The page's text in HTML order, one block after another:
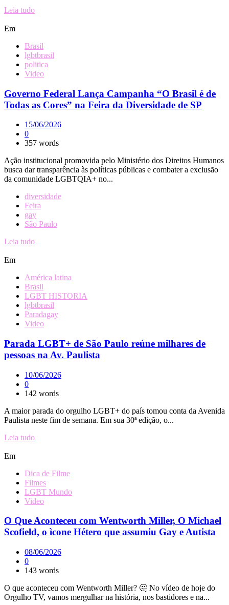
Leia tudo
Em
Brasil
lgbtbrasil
politica
Video
Governo Federal Lança Campanha “O Brasil é de
Todas as Cores” na Feira da Diversidade de SP
15/06/2026
0
357 words
Ação institucional promovida pelo Ministério dos Direitos Humanos
busca dar transparência às políticas públicas e combater a exclusão
da comunidade LGBTQIA+ no...
diversidade
Feira
gay
São Paulo
Leia tudo
Em
América latina
Brasil
LGBT HISTORIA
lgbtbrasil
Paradagay
Video
Parada LGBT+ de São Paulo reúne milhares de
pessoas na Av. Paulista
10/06/2026
0
142 words
A maior parada do orgulho LGBT+ do país tomou conta da Avenida
Paulista neste fim de semana. Em sua 30ª edição, o...
Leia tudo
Em
Dica de Filme
Filmes
LGBT Mundo
Video
O Que Aconteceu com Wentworth Miller, O Michael
Scofield, o ìcone Hétero que assumiu Gay e Autista
08/06/2026
0
143 words
O que aconteceu com Wentworth Miller? 🤔 No vídeo de hoje do
Orgulho TV, vamos mergulhar na história, nos bastidores e na...